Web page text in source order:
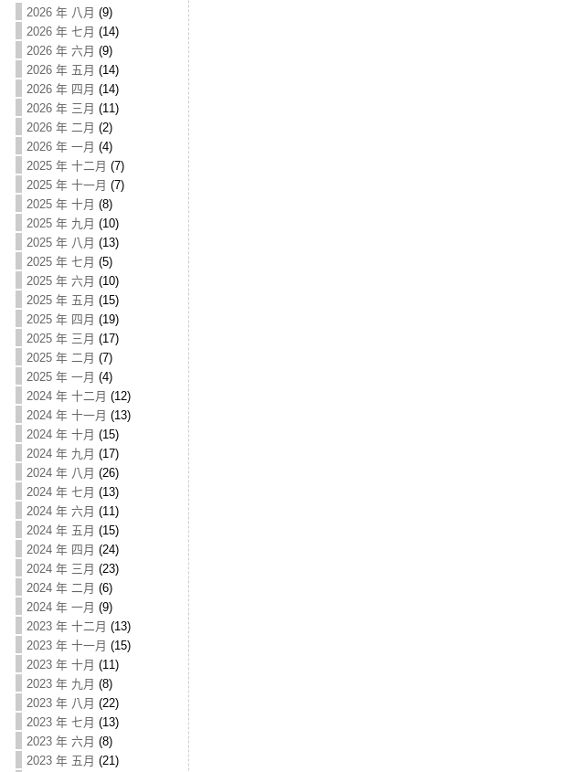
2026 年 八月 (9)
2026 年 七月 (14)
2026 年 六月 (9)
2026 年 五月 (14)
2026 年 四月 (14)
2026 年 三月 (11)
2026 年 二月 (2)
2026 年 一月 (4)
2025 年 十二月 (7)
2025 年 十一月 (7)
2025 年 十月 (8)
2025 年 九月 (10)
2025 年 八月 (13)
2025 年 七月 (5)
2025 年 六月 (10)
2025 年 五月 (15)
2025 年 四月 (19)
2025 年 三月 (17)
2025 年 二月 (7)
2025 年 一月 (4)
2024 年 十二月 (12)
2024 年 十一月 (13)
2024 年 十月 (15)
2024 年 九月 (17)
2024 年 八月 (26)
2024 年 七月 (13)
2024 年 六月 (11)
2024 年 五月 (15)
2024 年 四月 (24)
2024 年 三月 (23)
2024 年 二月 (6)
2024 年 一月 (9)
2023 年 十二月 (13)
2023 年 十一月 (15)
2023 年 十月 (11)
2023 年 九月 (8)
2023 年 八月 (22)
2023 年 七月 (13)
2023 年 六月 (8)
2023 年 五月 (21)